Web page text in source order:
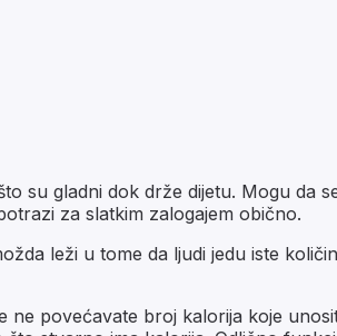
su gladni dok drže dijetu. Mogu da
za slatkim zalogajem obično.
leži u tome da ljudi jedu iste
povećavate broj kalorija koje